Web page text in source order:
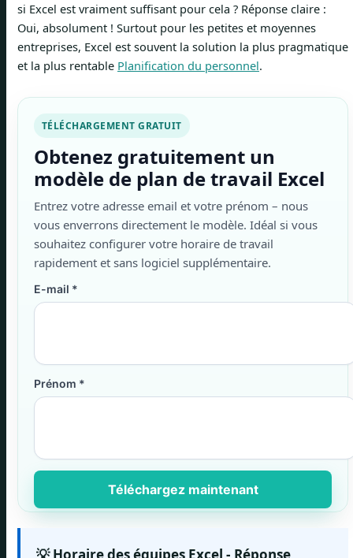
si Excel est vraiment suffisant pour cela ? Réponse claire :
Oui, absolument ! Surtout pour les petites et moyennes
entreprises, Excel est souvent la solution la plus pragmatique
et la plus rentable Planification du personnel.
TÉLÉCHARGEMENT GRATUIT
Obtenez gratuitement un
modèle de plan de travail Excel
Entrez votre adresse email et votre prénom – nous
vous enverrons directement le modèle. Idéal si vous
souhaitez configurer votre horaire de travail
rapidement et sans logiciel supplémentaire.
E-mail *
Prénom *
Téléchargez maintenant